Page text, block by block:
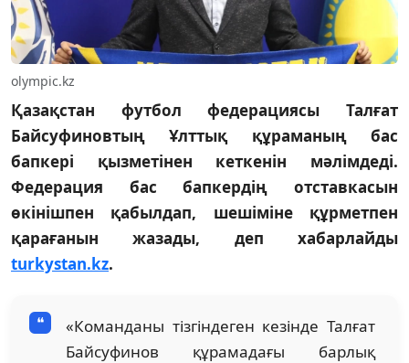
olympic.kz
Қазақстан футбол федерациясы Талғат
Байсуфиновтың Ұлттық құраманың бас
бапкері қызметінен кеткенін мәлімдеді.
Федерация бас бапкердің отставкасын
өкінішпен қабылдап, шешіміне құрметпен
қарағанын жазады, деп хабарлайды
turkystan.kz.
«Команданы тізгіндеген кезінде Талғат
Байсуфинов құрамадағы барлық